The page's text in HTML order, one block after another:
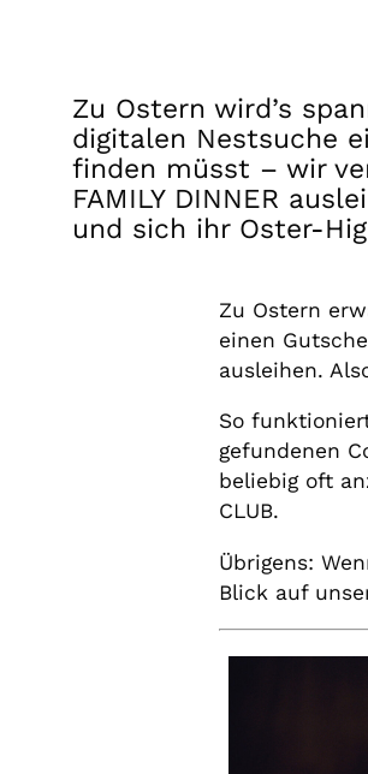
Zu Ostern wird’s
digitalen Nestsuche
finden müsst – wir
FAMILY DINNER
und sich ihr Oster-
Zu Ostern
einen
ausleihen.
So
gefundenen
beliebig oft
CLUB.
Übrigens:
Blick auf